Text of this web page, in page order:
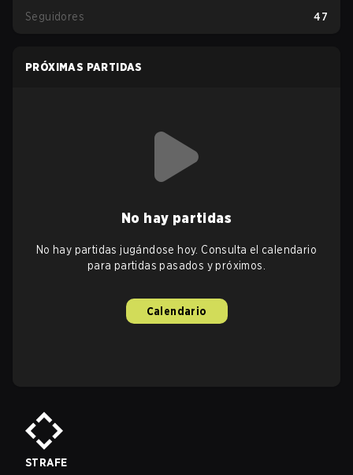
Seguidores 47
PRÓXIMAS PARTIDAS
No hay partidas
No hay partidas jugándose hoy. Consulta el calendario
para partidas pasados y próximos.
Calendario
STRAFE